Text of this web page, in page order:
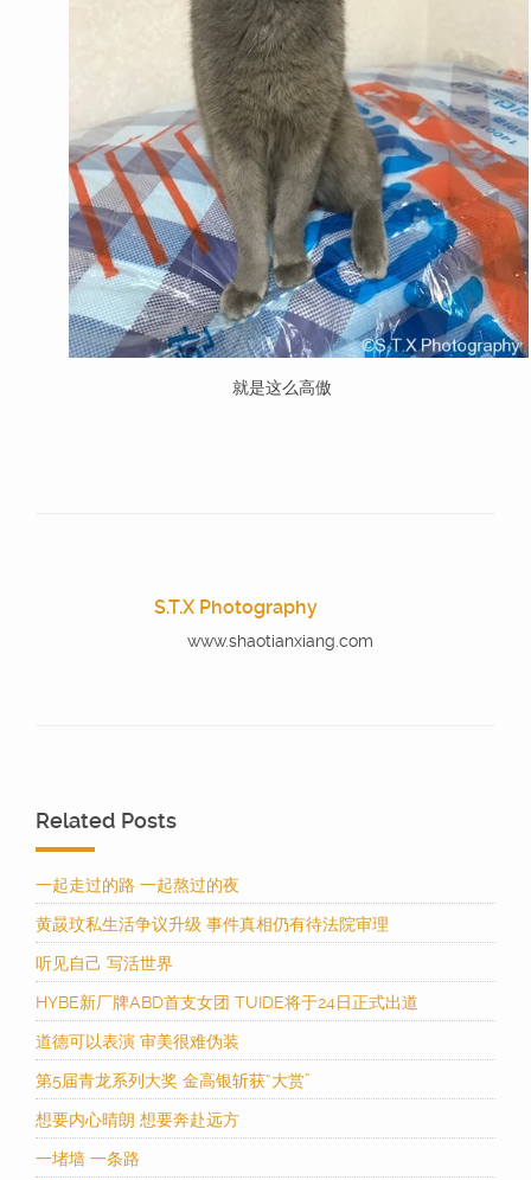
就是这么高傲
S.T.X Photography
www.shaotianxiang.com
Related Posts
一起走过的路 一起熬过的夜
黄晸玟私生活争议升级 事件真相仍有待法院审理
听见自己 写活世界
HYBE新厂牌ABD首支女团 TUIDE将于24日正式出道
道德可以表演 审美很难伪装
第5届青龙系列大奖 金高银斩获“大赏”
想要内心晴朗 想要奔赴远方
一堵墙 一条路